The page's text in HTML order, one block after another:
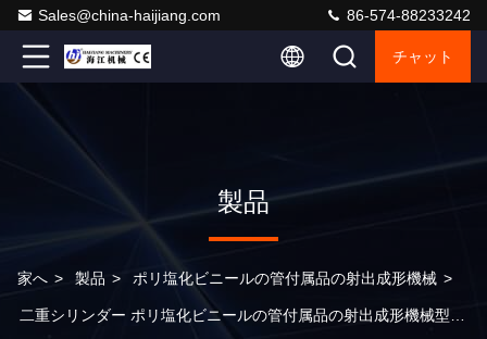
Sales@china-haijiang.com 86-574-88233242
チャット
製品
家へ > 製品 > ポリ塩化ビニールの管付属品の射出成形機械 >
二重シリンダー ポリ塩化ビニールの管付属品の射出成形機械型の